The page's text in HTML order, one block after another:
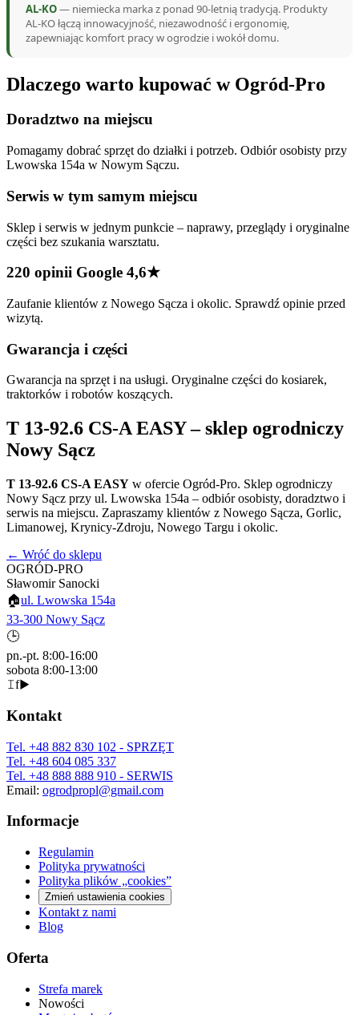
AL-KO— niemiecka marka z ponad 90-letnią tradycją. Produkty
AL-KO łączą innowacyjność, niezawodność i ergonomię,
zapewniając komfort pracy w ogrodzie i wokół domu.
Dlaczego warto kupować w Ogród-Pro
Doradztwo na miejscu
Pomagamy dobrać sprzęt do działki i potrzeb. Odbiór osobisty przy
Lwowska 154a w Nowym Sączu.
Serwis w tym samym miejscu
Sklep i serwis w jednym punkcie – naprawy, przeglądy i oryginalne
części bez szukania warsztatu.
220 opinii Google 4,6★
Zaufanie klientów z Nowego Sącza i okolic. Sprawdź opinie przed
wizytą.
Gwarancja i części
Gwarancja na sprzęt i na usługi. Oryginalne części do kosiarek,
traktorków i robotów koszących.
T 13-92.6 CS-A EASY– sklep ogrodniczy
Nowy Sącz
T 13-92.6 CS-A EASY w ofercie Ogród-Pro. Sklep ogrodniczy
Nowy Sącz przy ul. Lwowska 154a – odbiór osobisty, doradztwo i
serwis na miejscu. Zapraszamy klientów z Nowego Sącza, Gorlic,
Limanowej, Krynicy-Zdroju, Nowego Targu i okolic.
← Wróć do sklepu
OGRÓD-PRO
Sławomir Sanocki
🏠ul. Lwowska 154a
33-300 Nowy Sącz
🕒
pn.-pt. 8:00-16:00
sobota 8:00-13:00
𝙸f▶
Kontakt
Tel. +48 882 830 102 - SPRZĘT
Tel. +48 604 085 337
Tel. +48 888 888 910 - SERWIS
Email: ogrodpropl@gmail.com
Informacje
Regulamin
Polityka prywatności
Polityka plików „cookies”
Zmień ustawienia cookies
Kontakt z nami
Blog
Oferta
Strefa marek
Nowości